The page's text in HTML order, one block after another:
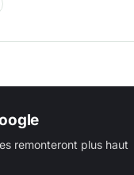
remonteront plus haut